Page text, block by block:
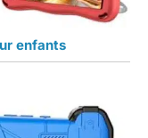
enfants